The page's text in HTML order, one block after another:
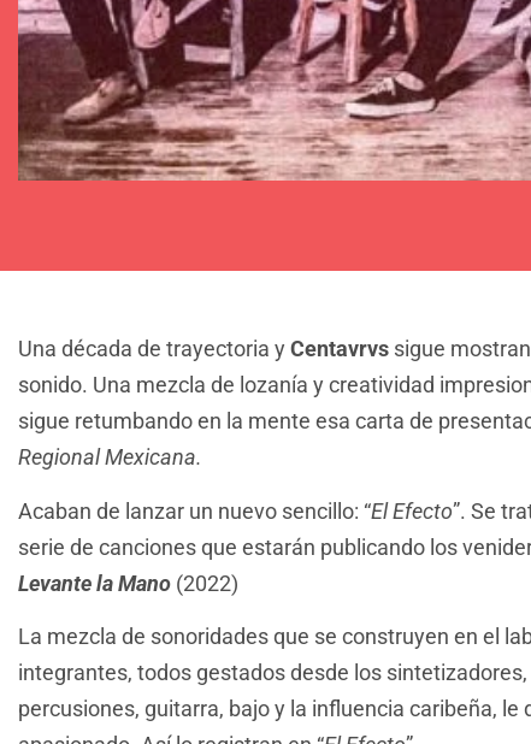
Una década de trayectoria yCentavrvs sigue
sonido. Una mezcla de lozanía y creatividad
sigue retumbando en la mente esa carta de
Regional Mexicana.
Acaban de lanzar un nuevo sencillo: “El Efecto”. Se
serie de canciones que estarán publicando los
Levante la Mano (2022)
La mezcla de sonoridades que se construyen en el
integrantes, todos gestados desde los
percusiones, guitarra, bajo y la influencia caribeña, le